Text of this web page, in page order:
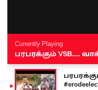
Currently Playing
பரபரக்கும் VSB....